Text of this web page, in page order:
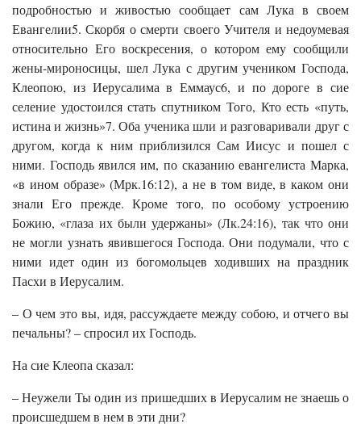
подробностью и живостью сообщает сам Лука в своем
Евангелии5. Скорбя о смерти своего Учителя и недоумевая
относительно Его воскресения, о котором ему сообщили
жены-мироносицы, шел Лука с другим учеником Господа,
Клеопою, из Иерусалима в Еммаус6, и по дороге в сие
селение удостоился стать спутником Того, Кто есть «путь,
истина и жизнь»7. Оба ученика шли и разговаривали друг с
другом, когда к ним приблизился Сам Иисус и пошел с
ними. Господь явился им, по сказанию евангелиста Марка,
«в ином образе» (Мрк.16:12), а не в том виде, в каком они
знали Его прежде. Кроме того, по особому устроению
Божию, «глаза их были удержаны» (Лк.24:16), так что они
не могли узнать явившегося Господа. Они подумали, что с
ними идет один из богомольцев ходивших на праздник
Пасхи в Иерусалим.
– О чем это вы, идя, рассуждаете между собою, и отчего вы
печальны? – спросил их Господь.
На сие Клеопа сказал:
– Неужели Ты один из пришедших в Иерусалим не знаешь о
происшедшем в нем в эти дни?